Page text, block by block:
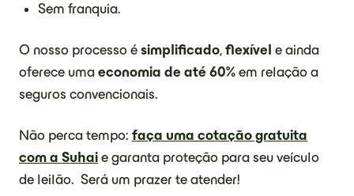
Sem franquia.
O nosso processo é simplificado, flexível e ainda
oferece uma economia de até 60% em relação a
seguros convencionais.
Não perca tempo: faça uma cotação gratuita
com a Suhai e garanta proteção para seu veículo
de leilão. Será um prazer te atender!